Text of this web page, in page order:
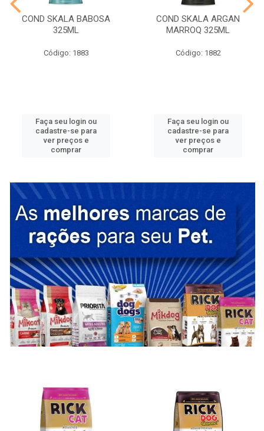
COND SKALA BABOSA
325ML
Código: 1883
Faça seu login ou
cadastre-se para
ver preços e
comprar
COND SKALA ARGAN
MARROQ 325ML
Código: 1882
Faça seu login ou
cadastre-se para
ver preços e
comprar